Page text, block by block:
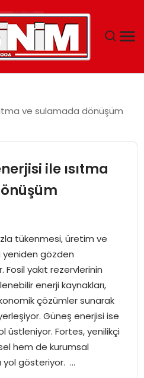
ve sulamada dönüşüm
ile ısıtma
tükenmesi, üretim ve
yeniden gözden
yakıt rezervlerinin
enerji kaynakları,
çözümler sunarak
Güneş enerjisi ise
üstleniyor. Fortes, yenilikçi
hem de kurumsal
yol gösteriyor. …